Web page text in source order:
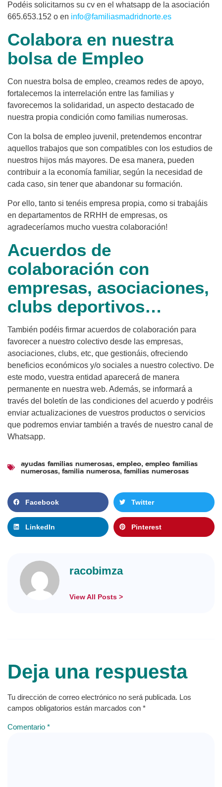
Podéis solicitarnos su cv en el whatsapp de la asociación
665.653.152 o en info@familiasmadridnorte.es
Colabora en nuestra
bolsa de Empleo
Con nuestra bolsa de empleo, creamos redes de apoyo,
fortalecemos la interrelación entre las familias y
favorecemos la solidaridad, un aspecto destacado de
nuestra propia condición como familias numerosas.
Con la bolsa de empleo juvenil, pretendemos encontrar
aquellos trabajos que son compatibles con los estudios de
nuestros hijos más mayores. De esa manera, pueden
contribuir a la economía familiar, según la necesidad de
cada caso, sin tener que abandonar su formación.
Por ello, tanto si tenéis empresa propia, como si trabajáis
en departamentos de RRHH de empresas, os
agradeceríamos mucho vuestra colaboración!
Acuerdos de
colaboración con
empresas, asociaciones,
clubs deportivos…
También podéis firmar acuerdos de colaboración para
favorecer a nuestro colectivo desde las empresas,
asociaciones, clubs, etc, que gestionáis, ofreciendo
beneficios económicos y/o sociales a nuestro colectivo. De
este modo, vuestra entidad aparecerá de manera
permanente en nuestra web. Además, se informará a
través del boletín de las condiciones del acuerdo y podréis
enviar actualizaciones de vuestros productos o servicios
que podremos enviar también a través de nuestro canal de
Whatsapp.
ayudas familias numerosas, empleo, empleo familias
numerosas, familia numerosa, familias numerosas
Facebook Twitter
LinkedIn Pinterest
racobimza
View All Posts >
Deja una respuesta
Tu dirección de correo electrónico no será publicada. Los
campos obligatorios están marcados con *
Comentario *